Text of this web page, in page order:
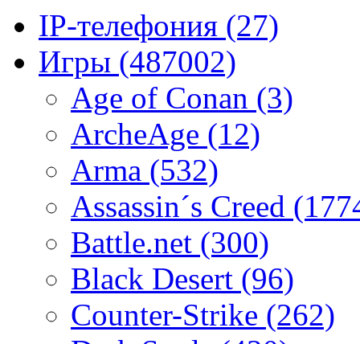
IP-телефония (27)
Игры (487002)
Age of Conan (3)
ArcheAge (12)
Arma (532)
Assassin´s Creed
Battle.net (300)
Black Desert (96)
Counter-Strike (262)